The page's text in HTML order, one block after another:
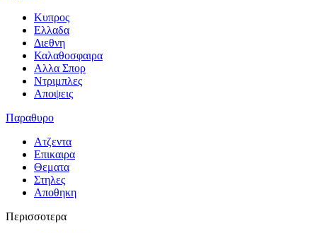
Κυπρος
Ελλαδα
Διεθνη
Καλαθοσφαιρα
Αλλα Σπορ
Ντριμπλες
Αποψεις
Παραθυρο
Ατζεντα
Επικαιρα
Θεματα
Στηλες
Αποθηκη
Περισσοτερα